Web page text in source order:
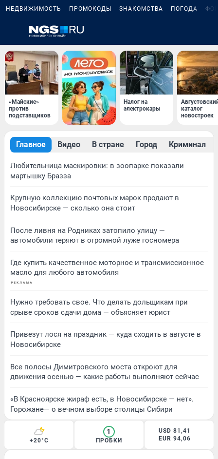
НЕДВИЖИМОСТЬ ПРОМОКОДЫ ЗНАКОМСТВА ПОГОДА
«Майские»
против
подставщиков
Налог на
электрокары
каталог
новостроек
Главное Видео В стране Город Криминал
Любительница маскировки: в зоопарке показали
мартышку Бразза
Крупную коллекцию почтовых марок продают в
Новосибирске — сколько она стоит
После ливня на Родниках затопило улицу —
автомобили теряют в огромной луже госномера
Где купить качественное моторное и трансмиссионное
масло для любого автомобиля
Нужно требовать свое. Что делать дольщикам при
срыве сроков сдачи дома — объясняет юрист
Привезут лося на праздник — куда сходить в августе в
Новосибирске
Все полосы Димитровского моста откроют для
движения осенью — какие работы выполняют сейчас
«В Красноярске жираф есть, в Новосибирске — нет».
Горожане— о вечном выборе столицы Сибири
+20°C
1
ПРОБКИ
USD 81,41
EUR 94,06